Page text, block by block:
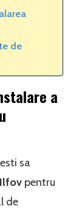
de
a
sa
pentru
de